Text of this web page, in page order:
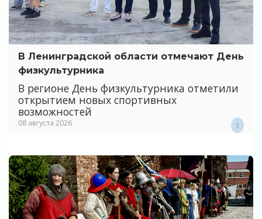
В Ленинградской области отмечают День
физкультурника
В регионе День физкультурника отметили
открытием новых спортивных
возможностей
08 августа 2026 3